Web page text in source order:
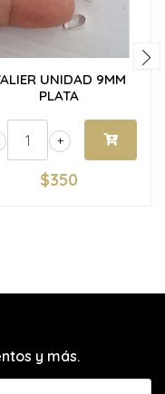
UNIDAD 9MM
PLATA
+
$350
y más.